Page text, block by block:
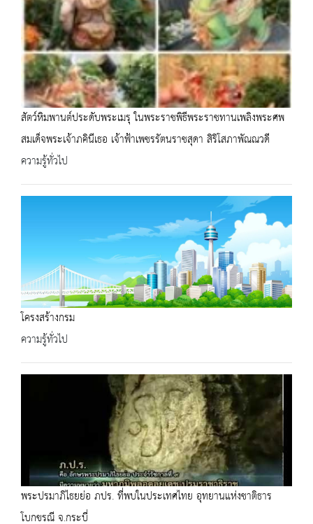
สัตว์หิมพานต์ประดับพระเมรุ ในพระราชพิธีพระราชทานเพลิงพระศพ
สมเด็จพระเจ้าภคินีเธอ เจ้าฟ้าเพชรรัตนราชสุดา สิริโสภาพัณณวดี
ความรู้ทั่วไป
โครงสร้างกรม
ความรู้ทั่วไป
พระปรมาภิไธยย่อ ภปร. ที่พบในประเทศไทย อุทยานแห่งชาติธาร
โบกขรณี จ.กระบี่